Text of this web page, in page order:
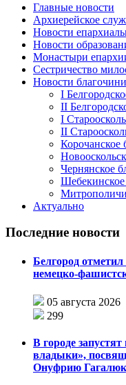
Главные новости
Архиерейское
Новости
Новости
Монастыри
Сестричество
Новости
I
II
I
II
Корочанское
Чернянское
Актуально
Последние новости
Белгород
немецко-
05 августа 2026
299
В городе
владыки»,
Онуфрию